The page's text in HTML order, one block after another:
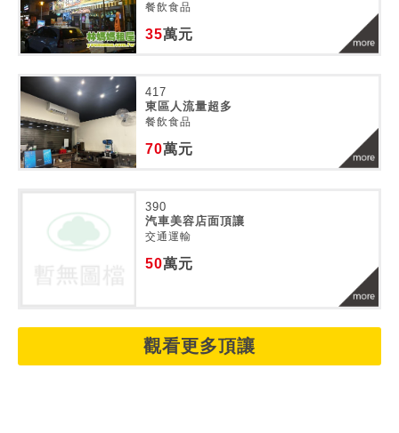
餐飲食品
35萬元
417
東區人流量超多
餐飲食品
70萬元
390
汽車美容店面頂讓
交通運輸
50萬元
觀看更多頂讓